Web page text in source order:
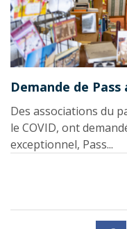
Demande de Pass
Des associations du
le COVID, ont
exceptionnel, Pass...